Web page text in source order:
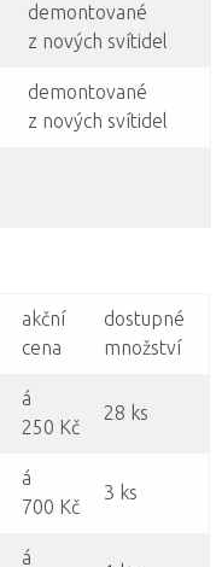
demontované
z nových svítidel
demontované
z nových svítidel
akční
cena
dostupné
množství
á
250 Kč
28 ks
á
700 Kč
3 ks
á